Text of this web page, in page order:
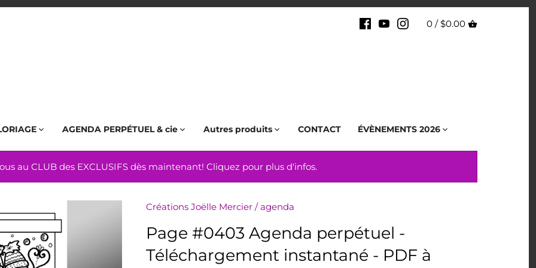
0 /$0.00
AGENDA PERPÉTUEL & cie Autres produits CONTACT ÉVÈNEMENTS 2026
au CLUB des EXCLUSIFS dès maintenant! Cliquez pour plus d'infos.
Créations Joëlle Mercier /agenda
Page #0403 Agenda perpétuel -
Téléchargement instantané - PDF à